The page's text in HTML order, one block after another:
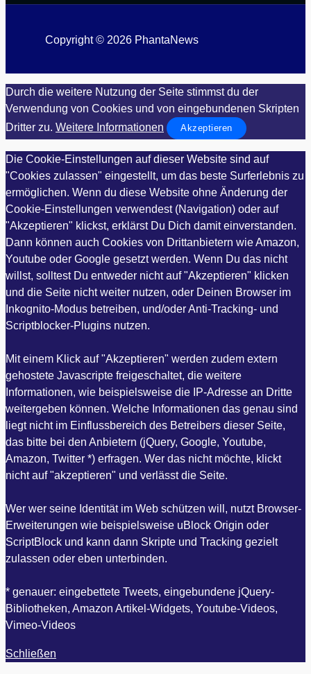
Copyright © 2026 PhantaNews
Durch die weitere Nutzung der Seite stimmst du der
Verwendung von Cookies und von eingebundenen Skripten
Dritter zu. Weitere Informationen Akzeptieren
Die Cookie-Einstellungen auf dieser Website sind auf
"Cookies zulassen" eingestellt, um das beste Surferlebnis zu
ermöglichen. Wenn du diese Website ohne Änderung der
Cookie-Einstellungen verwendest (Navigation) oder auf
"Akzeptieren" klickst, erklärst Du Dich damit einverstanden.
Dann können auch Cookies von Drittanbietern wie Amazon,
Youtube oder Google gesetzt werden. Wenn Du das nicht
willst, solltest Du entweder nicht auf "Akzeptieren" klicken
und die Seite nicht weiter nutzen, oder Deinen Browser im
Inkognito-Modus betreiben, und/oder Anti-Tracking- und
Scriptblocker-Plugins nutzen.
Mit einem Klick auf "Akzeptieren" werden zudem extern
gehostete Javascripte freigeschaltet, die weitere
Informationen, wie beispielsweise die IP-Adresse an Dritte
weitergeben können. Welche Informationen das genau sind
liegt nicht im Einflussbereich des Betreibers dieser Seite,
das bitte bei den Anbietern (jQuery, Google, Youtube,
Amazon, Twitter *) erfragen. Wer das nicht möchte, klickt
nicht auf "akzeptieren" und verlässt die Seite.
Wer wer seine Identität im Web schützen will, nutzt Browser-
Erweiterungen wie beispielsweise uBlock Origin oder
ScriptBlock und kann dann Skripte und Tracking gezielt
zulassen oder eben unterbinden.
* genauer: eingebettete Tweets, eingebundene jQuery-
Bibliotheken, Amazon Artikel-Widgets, Youtube-Videos,
Vimeo-Videos
Schließen